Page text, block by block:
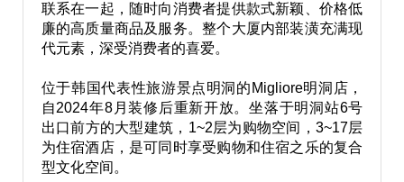
联系在一起，随时向消费者提供款式新颖、价格低
廉的高质量商品及服务。整个大厦内部装潢充满现
代元素，深受消费者的喜爱。
位于韩国代表性旅游景点明洞的Migliore明洞店，
自2024年8月装修后重新开放。坐落于明洞站6号
出口前方的大型建筑，1~2层为购物空间，3~17层
为住宿酒店，是可同时享受购物和住宿之乐的复合
型文化空间。